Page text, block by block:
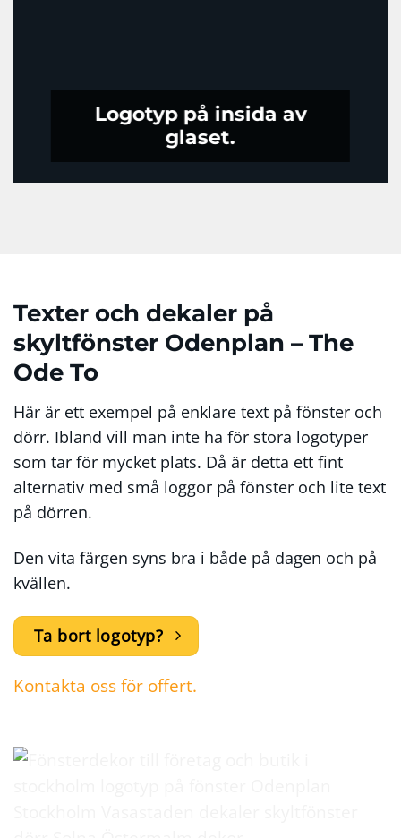
Logotyp på insida av
glaset.
Texter och dekaler på
skyltfönster Odenplan – The
Ode To
Här är ett exempel på enklare text på fönster och
dörr. Ibland vill man inte ha för stora logotyper
som tar för mycket plats. Då är detta ett fint
alternativ med små loggor på fönster och lite text
på dörren.
Den vita färgen syns bra i både på dagen och på
kvällen.
Ta bort logotyp?
Kontakta oss för offert.